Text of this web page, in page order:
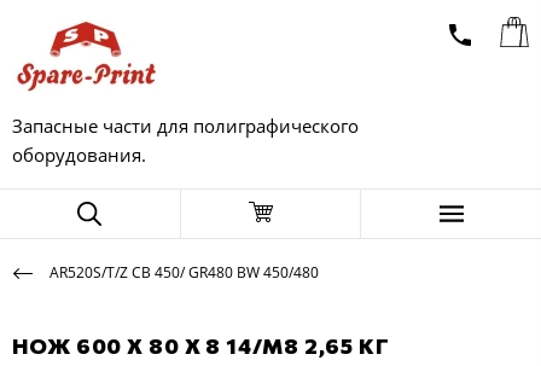
Запасные части для полиграфического
оборудования.
AR520S/T/Z CB 450/ GR480 BW 450/480
НОЖ 600 X 80 X 8 14/M8 2,65 КГ